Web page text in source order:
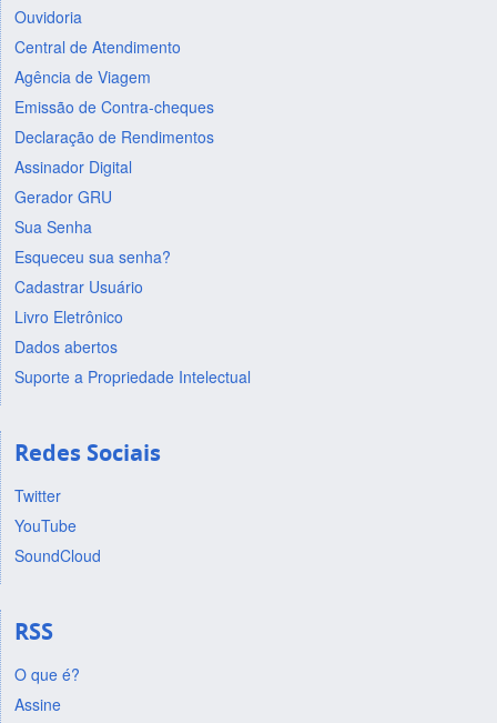
Ouvidoria
Central de Atendimento
Agência de Viagem
Emissão de Contra-cheques
Declaração de Rendimentos
Assinador Digital
Gerador GRU
Sua Senha
Esqueceu sua senha?
Cadastrar Usuário
Livro Eletrônico
Dados abertos
Suporte a Propriedade Intelectual
Redes Sociais
Twitter
YouTube
SoundCloud
RSS
O que é?
Assine